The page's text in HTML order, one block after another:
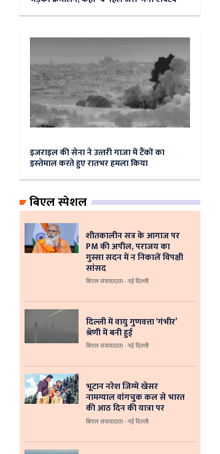
इजराइल की सेना ने उत्‍तरी गाजा में टैंकों का
इस्‍तेमाल करते हुए रातभर हमला किया
बिएल स्पेशल
शीतकालीन सत्र के आगाज पर
PM की अपील, पराजय का
गुस्सा सदन में न निकालें विपक्षी
सांसद
बिएल संवाददाता - नई दिल्ली
दिल्ली में वायु गुणवत्ता ‘गंभीर’
श्रेणी में बनी हुई
बिएल संवाददाता - नई दिल्ली
भूटान नरेश जिग्मे खेसर
नामग्याल वांगचुक कल से भारत
की आठ दिन की यात्रा पर
बिएल संवाददाता - नई दिल्ली